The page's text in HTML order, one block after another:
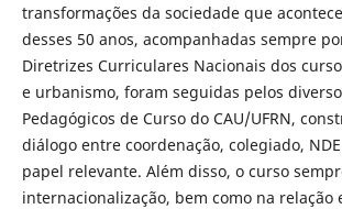
transformações da sociedade que
desses 50 anos, acompanhadas sempre
Diretrizes Curriculares Nacionais dos
e urbanismo, foram seguidas pelos
Pedagógicos de Curso do CAU/UFRN,
diálogo entre coordenação, colegiado,
papel relevante. Além disso, o curso
internacionalização, bem como na relação